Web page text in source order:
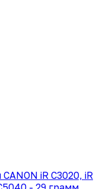
iR С3020, iR